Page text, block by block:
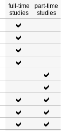
full-time
studies
part-time
studies